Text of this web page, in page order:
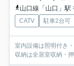
山口線「山口」駅
CATV 駐車2台可
室内設備は照明付き
収納は全居室収納・